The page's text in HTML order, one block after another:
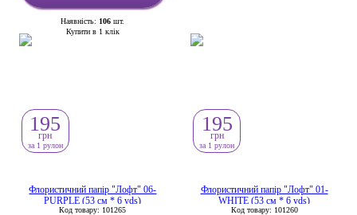
Наявність: 106 шт.
Купити в 1 клік
Флористичний папір "Лофт" 06-
PURPLE (53 см * 6 yds)
Код товару: 101265
195
грн
за 1 рулон
Флористичний папір "Лофт" 01-
WHITE (53 см * 6 yds)
Код товару: 101260
195
грн
за 1 рулон